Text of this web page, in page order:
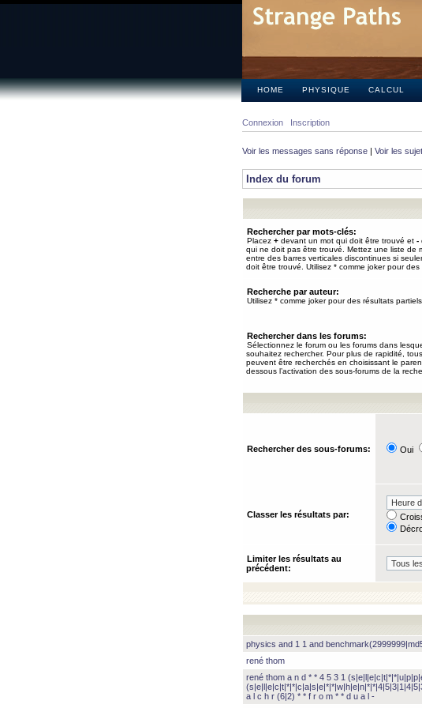
HOME PHYSIQUE CALCUL
Connexion Inscription
Voir les messages sans réponse | Voir les
Index du forum
Rechercher par mots-clés:
Placez + devant un mot qui doit être trouvé et -
qui ne doit pas être trouvé. Mettez une liste de
entre des barres verticales discontinues si
doit être trouvé. Utilisez * comme joker pour des
Recherche par auteur:
Utilisez * comme joker pour des résultats partiels.
Rechercher dans les forums:
Sélectionnez le forum ou les forums dans
souhaitez rechercher. Pour plus de rapidité,
peuvent être recherchés en choisissant le
dessous l’activation des sous-forums de la
Rechercher des sous-forums: Oui
Classer les résultats par:
Limiter les résultats au
précédent:
physics and 1 1 and
rené thom
rené thom a n d * * 4 5 3 1
a l c h r (6|2) * * f r o m * * d u a l -